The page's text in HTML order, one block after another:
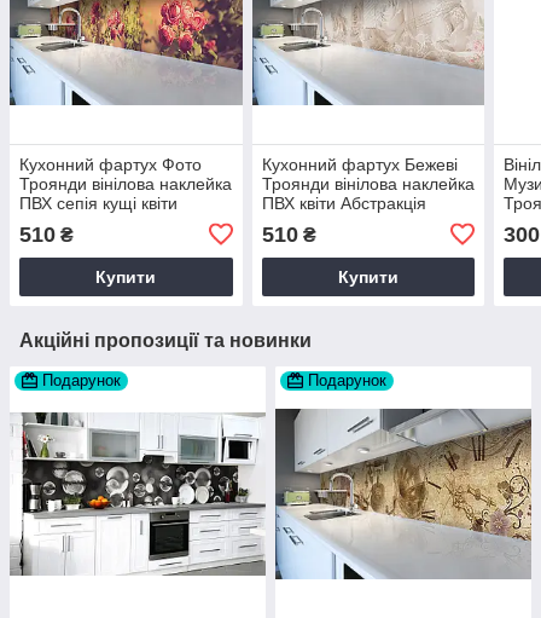
Кухонний фартух Фото
Троянди вінілова наклейка
ПВХ сепія кущі квіти
Бежевий 60х200 см Happy
Pocket Z180693
510 ₴
Купити
Кухонний фартух Бежеві
Троянди вінілова наклейка
ПВХ квіти Абстракція
60х200 см Happy Pocket
Z180842
510₴
Купити
300
Акційні пропозиції та новинки
Подарунок Подарунок